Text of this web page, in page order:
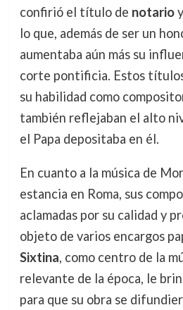
confirió el título de notarioy
lo que, además de ser un
aumentaba aún más su
corte pontificia. Estos
su habilidad como
también reflejaban el alto
el Papa depositaba en él.
En cuanto a la música de
estancia en Roma, sus
aclamadas por su calidad y
objeto de varios encargos
Sixtina, como centro de la
relevante de la época, le
para que su obra se